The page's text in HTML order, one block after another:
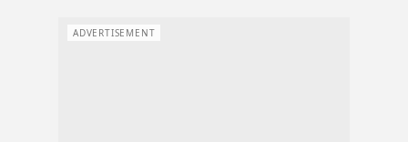
ADVERTISEMENT